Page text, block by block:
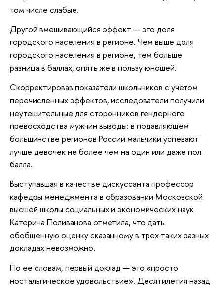
том числе слабые.
Другой вмешивающийся эффект — это доля
городского населения в регионе. Чем выше доля
городского населения в регионе, тем больше
разница в баллах, опять же в пользу юношей.
Скорректировав показатели школьников с учетом
перечисленных эффектов, исследователи получили
неутешительные для сторонников гендерного
превосходства мужчин выводы: в подавляющем
большинстве регионов России мальчики успевают
лучше девочек не более чем на один или даже пол
балла.
Выступавшая в качестве дискуссанта профессор
кафедры менеджмента в образовании Московской
высшей школы социальных и экономических наук
Катерина Поливанова отметила, что дать
обобщенную оценку сказанному в трех таких разных
докладах невозможно.
По ее словам, первый доклад — это «просто
ностальгическое удовольствие». Десятилетия назад